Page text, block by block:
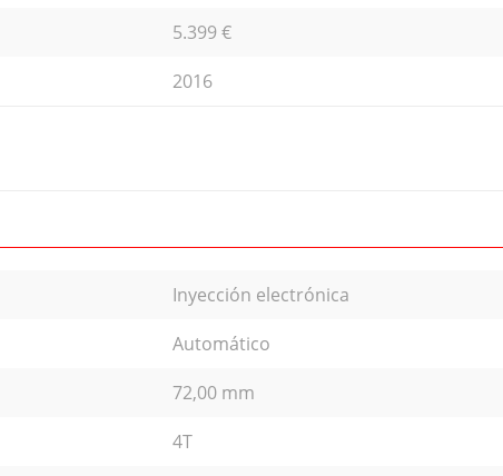
5.399 €
2016
Inyección electrónica
Automático
72,00 mm
4T